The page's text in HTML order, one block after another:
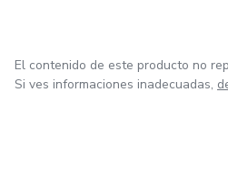
El contenido de este producto no
Si ves informaciones inadecuadas,